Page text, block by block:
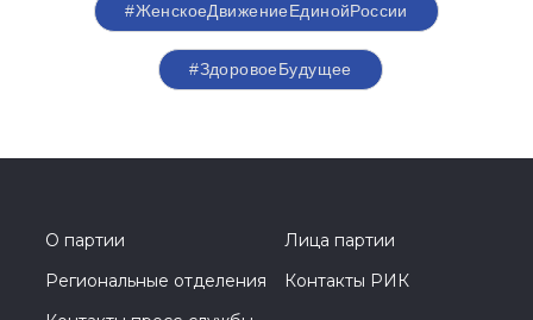
#ЖенскоеДвижениеЕдинойРоссии
#ЗдоровоеБудущее
О партии
Лица партии
Региональные отделения
Контакты РИК